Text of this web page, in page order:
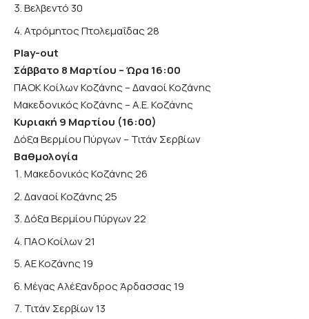
Βελβεντό 30
Ατρόμητος Πτολεμαΐδας 28
Play-out
Σάββατο 8 Μαρτίου – Ώρα 16:00
ΠΑΟΚ Κοίλων Κοζάνης – Δαναοί Κοζάνης
Μακεδονικός Κοζάνης – Α.Ε. Κοζάνης
Κυριακή 9 Μαρτίου (16:00)
Δόξα Βερμίου Πύργων – Τιτάν Σερβίων
Βαθμολογία
Μακεδονικός Κοζάνης 26
Δαναοί Κοζάνης 25
Δόξα Βερμίου Πύργων 22
ΠΑΟ Κοίλων 21
ΑΕ Κοζάνης 19
Μέγας Αλέξανδρος Άρδασσας 19
Τιτάν Σερβίων 13